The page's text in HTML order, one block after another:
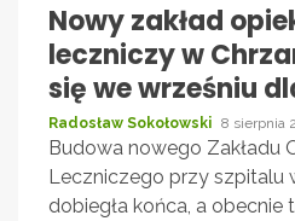
Nowy zakład
leczniczy w
się we wrześniu
Radosław Sokołowski 8 sierpnia
Budowa nowego Zakładu
Leczniczego przy szpitalu
dobiegła końca, a